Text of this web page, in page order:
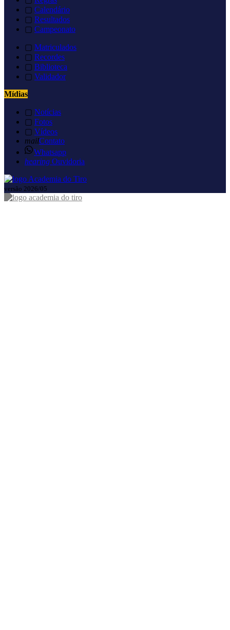
▢ Calendário
▢ Resultados
▢ Campeonato
▢ Matriculados
▢ Recordes
▢ Biblioteca
▢ Validador
Mídias
▢ Notícias
▢ Fotos
▢ Vídeos
mailContato
Whatsapp
hearing Ouvidoria
versão 2026/05